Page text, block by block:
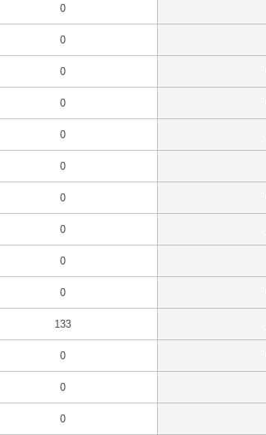
0
0
0
0
0
0
0
0
0
0
133
0
0
0